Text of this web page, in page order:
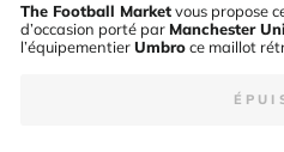
The Football Marketvous propose
d’occasion porté par Manchester
l’équipementierUmbroce maillot